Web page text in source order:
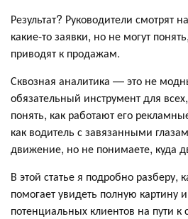
Результат? Руководители смотрят
какие-то заявки, но не могут
приводят к продажам.
Сквозная аналитика — это не
обязательный инструмент для
понять, как работают его
как водитель с завязанными
движение, но не понимаете, куда
В этой статье я подробно разберу,
помогает увидеть полную картину
потенциальных клиентов на пути к